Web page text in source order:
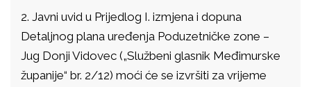
2. Javni uvid u Prijedlog I. izmjena i dopuna
Detaljnog plana uređenja Poduzetničke zone –
Jug Donji Vidovec („Službeni glasnik Međimurske
županije“ br. 2/12) moći će se izvršiti za vrijeme